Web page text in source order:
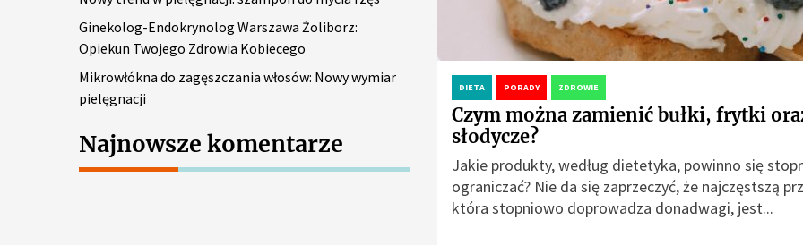
DIETA PORADY ZDROWIE
Czym można zamienić bułki, frytki
słodycze?
Jakie produkty, według dietetyka, powinno się
ograniczać? Nie da się zaprzeczyć, że najczęstszą
która stopniowo doprowadza donadwagi, jest...
Ginekolog-Endokrynolog Warszawa Żoliborz:
Opiekun Twojego Zdrowia Kobiecego
Mikrowłókna do zagęszczania włosów: Nowy wymiar
pielęgnacji
Najnowsze komentarze